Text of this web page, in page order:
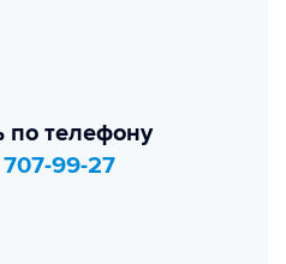
по телефону
99-27